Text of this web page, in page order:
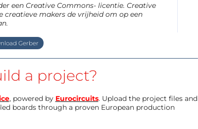
een Creative Commons- licentie. Creative
creatieve makers de vrijheid om op een
Gerber
a project?
, powered by Eurocircuits. Upload the project files and
boards through a proven European production